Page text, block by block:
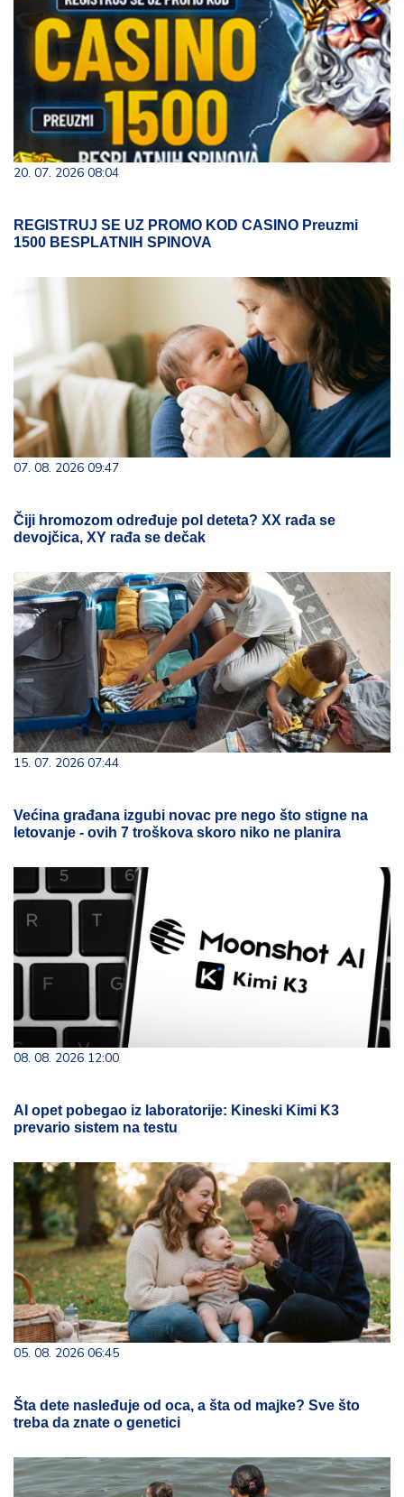
20. 07. 2026 08:04
REGISTRUJ SE UZ PROMO KOD CASINO Preuzmi
1500 BESPLATNIH SPINOVA
07. 08. 2026 09:47
Čiji hromozom određuje pol deteta? XX rađa se
devojčica, XY rađa se dečak
15. 07. 2026 07:44
Većina građana izgubi novac pre nego što stigne na
letovanje - ovih 7 troškova skoro niko ne planira
08. 08. 2026 12:00
AI opet pobegao iz laboratorije: Kineski Kimi K3
prevario sistem na testu
05. 08. 2026 06:45
Šta dete nasleđuje od oca, a šta od majke? Sve što
treba da znate o genetici